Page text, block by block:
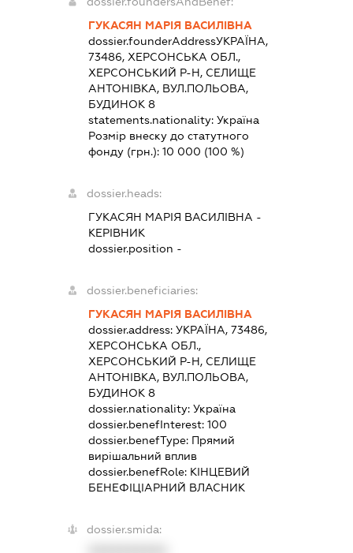
ГУКАСЯН МАРІЯ ВАСИЛІВНА
dossier.founderAddressУКРАЇНА,
73486, ХЕРСОНСЬКА ОБЛ.,
ХЕРСОНСЬКИЙ Р-Н, СЕЛИЩЕ
АНТОНІВКА, ВУЛ.ПОЛЬОВА,
БУДИНОК 8
statements.nationality: Україна
Розмір внеску до статутного
фонду (грн.): 10 000 (100 %)
dossier.heads:
ГУКАСЯН МАРІЯ ВАСИЛІВНА -
КЕРІВНИК
dossier.position -
dossier.beneficiaries:
ГУКАСЯН МАРІЯ ВАСИЛІВНА
dossier.address: УКРАЇНА, 73486,
ХЕРСОНСЬКА ОБЛ.,
ХЕРСОНСЬКИЙ Р-Н, СЕЛИЩЕ
АНТОНІВКА, ВУЛ.ПОЛЬОВА,
БУДИНОК 8
dossier.nationality: Україна
dossier.benefInterest: 100
dossier.benefType: Прямий
вирішальний вплив
dossier.benefRole: КІНЦЕВИЙ
БЕНЕФІЦІАРНИЙ ВЛАСНИК
dossier.smida: